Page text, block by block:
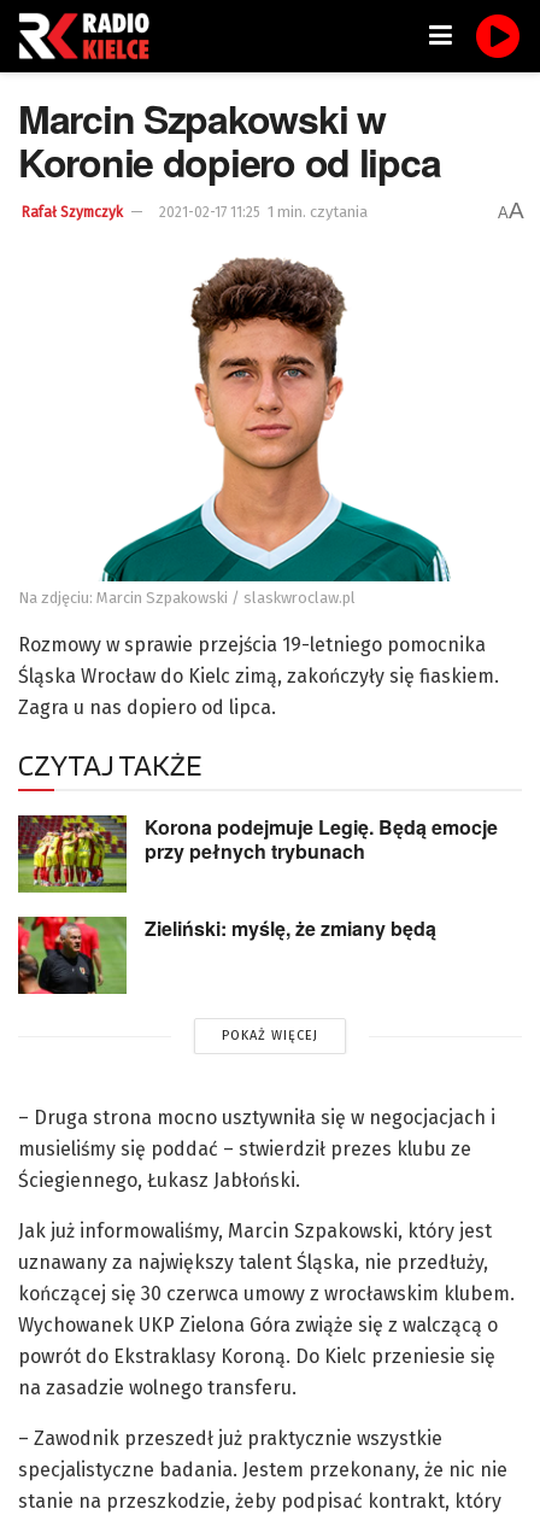
Marcin Szpakowski w
Koronie dopiero od lipca
Rafał Szymczyk 2021-02-17 11:25 1 min. czytania AA
Na zdjęciu: Marcin Szpakowski / slaskwroclaw.pl
Rozmowy w sprawie przejścia 19-letniego pomocnika
Śląska Wrocław do Kielc zimą, zakończyły się fiaskiem.
Zagra u nas dopiero od lipca.
CZYTAJ TAKŻE
Korona podejmuje Legię. Będą emocje
przy pełnych trybunach
Zieliński: myślę, że zmiany będą
POKAŻ WIĘCEJ
– Druga strona mocno usztywniła się w negocjacjach i
musieliśmy się poddać – stwierdził prezes klubu ze
Ściegiennego, Łukasz Jabłoński.
Jak już informowaliśmy, Marcin Szpakowski, który jest
uznawany za największy talent Śląska, nie przedłuży,
kończącej się 30 czerwca umowy z wrocławskim klubem.
Wychowanek UKP Zielona Góra zwiąże się z walczącą o
powrót do Ekstraklasy Koroną. Do Kielc przeniesie się
na zasadzie wolnego transferu.
– Zawodnik przeszedł już praktycznie wszystkie
specjalistyczne badania. Jestem przekonany, że nic nie
stanie na przeszkodzie, żeby podpisać kontrakt, który